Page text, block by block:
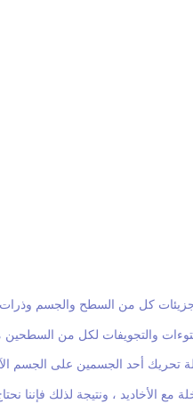
وجزيئات كل من السطح والجسم
والتجويفات لكل من
تحريك أحد الجسمين على الجسم
الأخاديد ، ونتيجة لذلك فإننا